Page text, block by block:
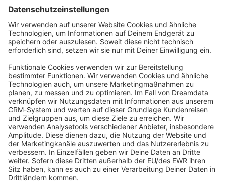
Angetrieben vonDiscourse, beste Erfahrung mit aktiviertem
community@shopware.com
Company
Press
Newsletter